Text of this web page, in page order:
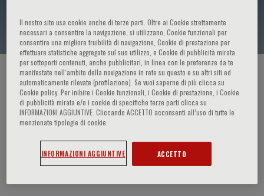
Guy Goodwin
HOME PAGE / CORSI ED EVENTI / RELATORE
Guy Goodwin
Il nostro sito usa cookie anche di terze parti. Oltre ai Cookie strettamente
necessari a consentire la navigazione, si utilizzano, Cookie funzionali per
consentire una migliore fruibilità di navigazione, Cookie di prestazione per
effettuare statistiche aggregate sul suo utilizzo, e Cookie di pubblicità mirata
per sottoporti contenuti, anche pubblicitari, in linea con le preferenze da te
manifestate nell‘ambito della navigazione in rete su questo e su altri siti ed
automaticamente rilevate (profilazione). Se vuoi saperne di più clicca su
Cookie policy. Per inibire i Cookie funzionali, i Cookie di prestazione, i Cookie
di pubblicità mirata e/o i cookie di specifiche terze parti clicca su
INFORMAZIONI AGGIUNTIVE. Cliccando ACCETTO acconsenti all’uso di tutte le
menzionate tipologie di cookie.
INFORMAZIONI AGGIUNTIVE ACCETTO